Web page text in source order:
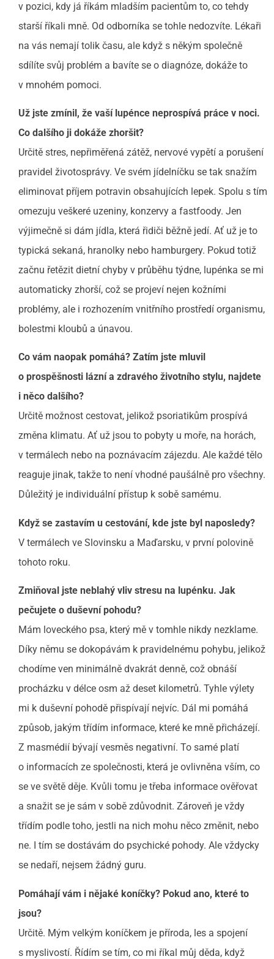
v pozici, kdy já říkám mladším pacientům to, co tehdy
starší říkali mně. Od odborníka se tohle nedozvíte. Lékaři
na vás nemají tolik času, ale když s někým společně
sdílíte svůj problém a bavíte se o diagnóze, dokáže to
v mnohém pomoci.
Už jste zmínil, že vaší lupénce neprospívá práce v noci.
Co dalšího ji dokáže zhoršit?
Určitě stres, nepřiměřená zátěž, nervové vypětí a porušení
pravidel životosprávy. Ve svém jídelníčku se tak snažím
eliminovat příjem potravin obsahujících lepek. Spolu s tím
omezuju veškeré uzeniny, konzervy a fastfoody. Jen
výjimečně si dám jídla, která řidiči běžně jedí. Ať už je to
typická sekaná, hranolky nebo hamburgery. Pokud totiž
začnu řetězit dietní chyby v průběhu týdne, lupénka se mi
automaticky zhorší, což se projeví nejen kožními
problémy, ale i rozhozením vnitřního prostředí organismu,
bolestmi kloubů a únavou.
Co vám naopak pomáhá? Zatím jste mluvil
o prospěšnosti lázní a zdravého životního stylu, najdete
i něco dalšího?
Určitě možnost cestovat, jelikož psoriatikům prospívá
změna klimatu. Ať už jsou to pobyty u moře, na horách,
v termálech nebo na poznávacím zájezdu. Ale každé tělo
reaguje jinak, takže to není vhodné paušálně pro všechny.
Důležitý je individuální přístup k sobě samému.
Když se zastavím u cestování, kde jste byl naposledy?
V termálech ve Slovinsku a Maďarsku, v první polovině
tohoto roku.
Zmiňoval jste neblahý vliv stresu na lupénku. Jak
pečujete o duševní pohodu?
Mám loveckého psa, který mě v tomhle nikdy nezklame.
Díky němu se dokopávám k pravidelnému pohybu, jelikož
chodíme ven minimálně dvakrát denně, což obnáší
procházku v délce osm až deset kilometrů. Tyhle výlety
mi k duševní pohodě přispívají nejvíc. Dál mi pomáhá
způsob, jakým třídím informace, které ke mně přicházejí.
Z masmédií bývají vesměs negativní. To samé platí
o informacích ze společnosti, která je ovlivněna vším, co
se ve světě děje. Kvůli tomu je třeba informace ověřovat
a snažit se je sám v sobě zdůvodnit. Zároveň je vždy
třídím podle toho, jestli na nich mohu něco změnit, nebo
ne. I tím se dostávám do psychické pohody. Ale vždycky
se nedaří, nejsem žádný guru.
Pomáhají vám i nějaké koníčky? Pokud ano, které to
jsou?
Určitě. Mým velkým koníčkem je příroda, les a spojení
s myslivostí. Řídím se tím, co mi říkal můj děda, když